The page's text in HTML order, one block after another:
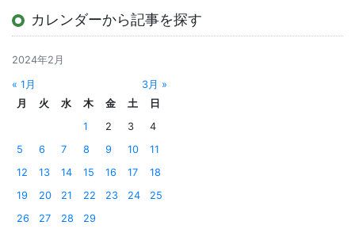
カレンダーから記事を探す
2024年2月
« 1月
3月 »
月
火 水 木 金 土
日
1
2 3
4
5
6 7 8 9 10
11
12
13 14 15 16 17
18
19
20 21 22 23 24
25
26
27 28 29